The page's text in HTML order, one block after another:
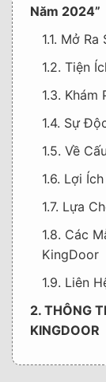
Năm 2024”
1.1. Mở
1.2. Tiện
1.3. Khám
1.4. Sự
1.5. Về
1.6. Lợi
1.7. Lựa
1.8. Các
KingDoor
1.9. Liên
2. THÔNG
KINGDOOR